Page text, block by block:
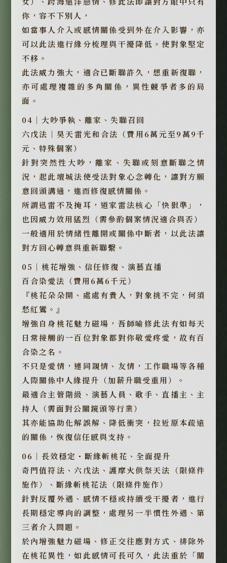
你，容不下別人，
如當事人介入或感情關係受到外在介入影響，亦
可以此法進行緣分梳理與干擾降低。使對象堅定
不移。
此法威力強大，適合已斷聯許久，想重新復聯，
亦可處理複雜的多角關係，異性競爭者多的局
面。
04｜大吵爭執、離家、失聯召回
六戊法｜昊天雷光和合法（費用6萬元至9萬9千
元、特殊個案）
針對突然性大吵，離家、失聯或刻意斷聯之情
況，起此壇城法使受法對象心念轉化，讓對方願
意回頭溝通，進而修復感情關係。
所謂迅雷不及掩耳，道家雷法核心「快狠準」，
也因威力效用猛烈（需參酌個案情況適合與否）
一般適用於情緒性離開或關係中斷者，以此法讓
對方回心轉意與重新聯繫。
05｜桃花增強、信任修復、演藝直播
百合染愛法（費用6萬6千元）
『桃花朵朵開、處處有貴人，對象挑不完，何須
愁紅鸞。』
增強自身桃花魅力磁場，吾師喻修此法有如每天
日常接觸的一百位對象都對你敬愛疼愛，故有百
合染之名。
不只是愛情，連同親情、友情，工作職場等各種
人際關係中人緣提升（加薪升職受重用）。
最適合主管階級、演藝人員、歌手、直播主、主
持人（需面對公關鏡頭等行業）
其亦能協助化解誤解、降低衝突，拉近原本疏遠
的關係，恢復信任感與支持。
06｜長效穩定・斷緣斬桃花、全面提升
奇門值符法、六戊法、護摩火供祭天法（限條件
施作）、斷緣斬桃花法（限條件施作）
針對反覆外遇、感情不穩或持續受干擾者，進行
長期穩定導向的調整，處理另一半慣性外遇、第
三者介入問題。
於內增強魅力磁場、修正交往應對方式、排除外
在桃花異性，如此感情可長可久，此法重於「關